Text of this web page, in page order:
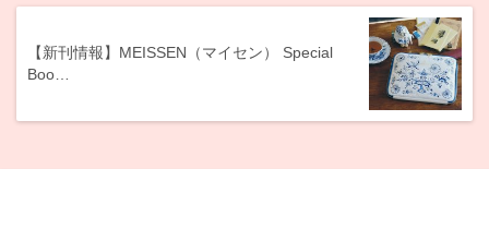
【新刊情報】MEISSEN（マイセン） Special
Boo…